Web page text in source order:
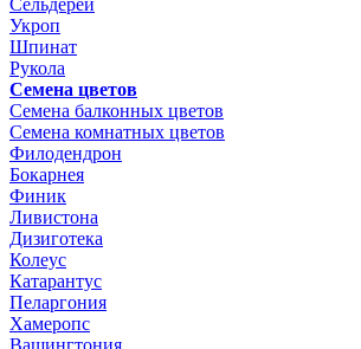
Сельдерей
Укроп
Шпинат
Рукола
Семена цветов
Семена балконных цветов
Семена комнатных цветов
Филодендрон
Бокарнея
Финик
Ливистона
Дизиготека
Колеус
Катарантус
Пеларгония
Хамеропс
Вашингтония